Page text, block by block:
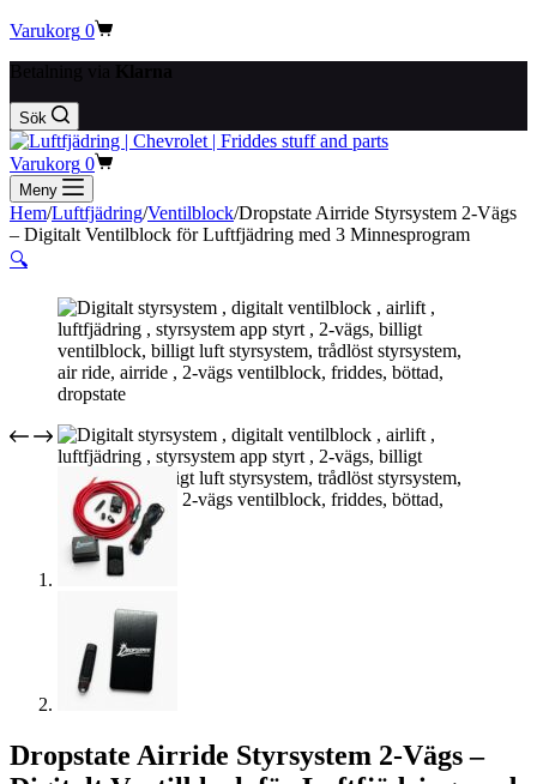
Varukorg 0
Sök
Varukorg 0
Meny
Hem/Luftfjädring/Ventilblock/Dropstate Airride Styrsystem 2-Vägs
– Digitalt Ventilblock för Luftfjädring med 3 Minnesprogram
🔍
Dropstate Airride Styrsystem 2-Vägs –